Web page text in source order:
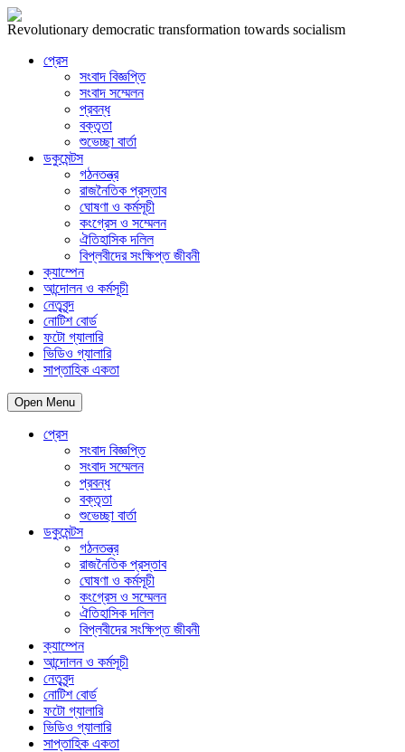
Revolutionary democratic transformation towards socialism
প্রেস
সংবাদ বিজ্ঞপ্তি
সংবাদ সম্মেলন
প্রবন্ধ
বক্তৃতা
শুভেচ্ছা বার্তা
ডকুমেন্টস
গঠনতন্ত্র
রাজনৈতিক প্রস্তাব
ঘোষণা ও কর্মসূচী
কংগ্রেস ও সম্মেলন
ঐতিহাসিক দলিল
বিপ্লবীদের সংক্ষিপ্ত জীবনী
ক্যাম্পেন
আন্দোলন ও কর্মসূচী
নেতৃবৃন্দ
নোটিশ বোর্ড
ফটো গ্যালারি
ভিডিও গ্যালারি
সাপ্তাহিক একতা
Open Menu
প্রেস
সংবাদ বিজ্ঞপ্তি
সংবাদ সম্মেলন
প্রবন্ধ
বক্তৃতা
শুভেচ্ছা বার্তা
ডকুমেন্টস
গঠনতন্ত্র
রাজনৈতিক প্রস্তাব
ঘোষণা ও কর্মসূচী
কংগ্রেস ও সম্মেলন
ঐতিহাসিক দলিল
বিপ্লবীদের সংক্ষিপ্ত জীবনী
ক্যাম্পেন
আন্দোলন ও কর্মসূচী
নেতৃবৃন্দ
নোটিশ বোর্ড
ফটো গ্যালারি
ভিডিও গ্যালারি
সাপ্তাহিক একতা